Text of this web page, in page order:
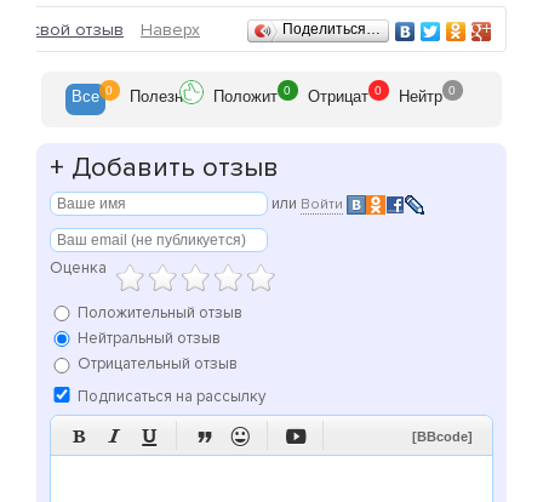
Отзывы
свой отзыв Наверх Поделиться…
Все 0 Полезн Положит 0 Отрицат 0 Нейтр 0
+ Добавить отзыв
или Войти
Оценка
Положительный отзыв
Нейтральный отзыв
Отрицательный отзыв
Подписаться на рассылку
      [BBcode]